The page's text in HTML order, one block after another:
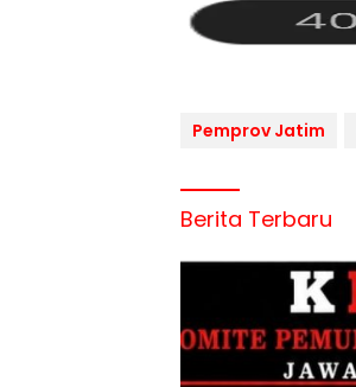
Pemprov Jatim
Berita Terbaru